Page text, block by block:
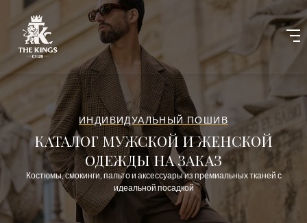
ИНДИВИДУАЛЬНЫЙ ПОШИВ
КАТАЛОГ МУЖСКОЙ И ЖЕНСКОЙ
ОДЕЖДЫ НА ЗАКАЗ
Костюмы, смокинги, пальто и аксессуары из премиальных тканей с
идеальной посадкой